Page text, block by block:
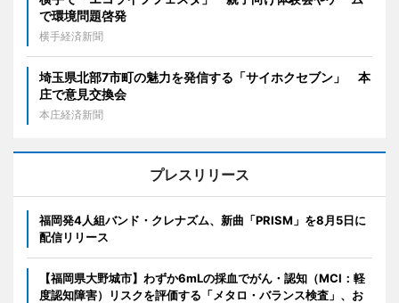
で環境問題啓発
横手経済新聞
埼玉県北部7市町の魅力を発信する「サイホクセブン」 本
庄で意見交換会
本庄経済新聞
プレスリリース
福岡発4人組バンド・クレナズム、新曲「PRISM」を8月5日に
配信リリース
【福岡県大野城市】わずか6mLの採血でがん・認知（MCI：軽
度認知障害）リスクを評価する「メタロ・バランス検査」、お